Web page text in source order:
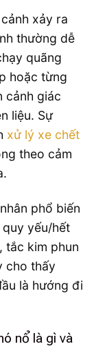
xảy ra
thường dễ
quãng
hoặc từng
cảnh giác
liệu. Sự
xử lý xe chết
theo cảm
phổ biến
yếu/hết
tắc kim phun
cho thấy
là hướng đi
nổ là gì và